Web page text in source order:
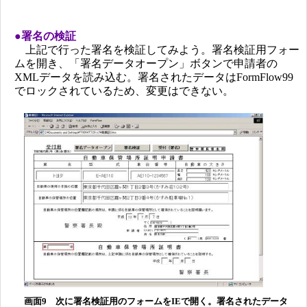
●署名の検証
上記で行った署名を検証してみよう。署名検証用フォー
ムを開き、「署名データオープン」ボタンで申請者の
XMLデータを読み込む。署名されたデータはFormFlow99
でロックされているため、変更はできない。
画面9 次に署名検証用のフォームをIEで開く。署名されたデータ